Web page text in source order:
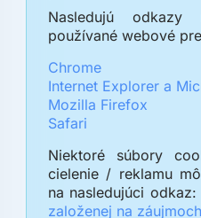
Nasledujú
používané webové
Chrome
Internet Explorer a
Mozilla Firefox
Safari
Niektoré súbory
cielenie / reklamu
na nasledujúci odkaz:
založenej na záujmoch